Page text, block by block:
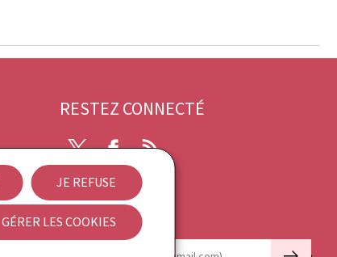
JE REFUSE
GÉRER LES COOKIES
RESTEZ CONNECTÉ
TwitterFacebook
RSS
Newsletter